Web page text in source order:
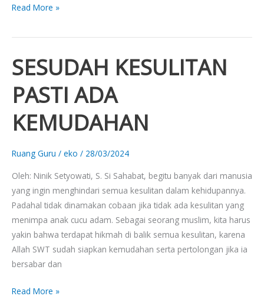
Read More »
SESUDAH KESULITAN
PASTI ADA
KEMUDAHAN
Ruang Guru / eko / 28/03/2024
Oleh: Ninik Setyowati, S. Si Sahabat, begitu banyak dari manusia
yang ingin menghindari semua kesulitan dalam kehidupannya.
Padahal tidak dinamakan cobaan jika tidak ada kesulitan yang
menimpa anak cucu adam. Sebagai seorang muslim, kita harus
yakin bahwa terdapat hikmah di balik semua kesulitan, karena
Allah SWT sudah siapkan kemudahan serta pertolongan jika ia
bersabar dan
SESUDAH
KESULITAN
PASTI
ADA
KEMUDAHAN
Read More »